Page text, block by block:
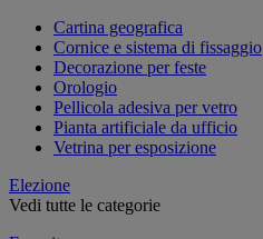
Cartina geografica
Cornice e sistema di fissaggio
Decorazione per feste
Orologio
Pellicola adesiva per vetro
Pianta artificiale da ufficio
Vetrina per esposizione
Elezione
Vedi tutte le categorie